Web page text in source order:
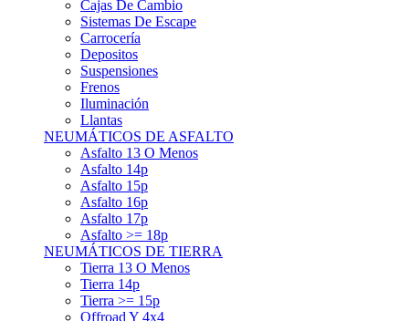
Carrocería
Depositos
Suspensiones
Frenos
Iluminación
Llantas
NEUMÁTICOS DE ASFALTO
Asfalto 13 O Menos
Asfalto 14p
Asfalto 15p
Asfalto 16p
Asfalto 17p
Asfalto >= 18p
NEUMÁTICOS DE TIERRA
Tierra 13 O Menos
Tierra 14p
Tierra >= 15p
Offroad Y 4x4
OTROS NEUMÁTICOS